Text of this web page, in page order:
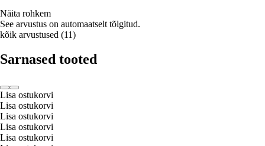
Näita rohkem
See arvustus on automaatselt tõlgitud.
kõik arvustused (11)
Sarnased tooted
Lisa ostukorvi
Lisa ostukorvi
Lisa ostukorvi
Lisa ostukorvi
Lisa ostukorvi